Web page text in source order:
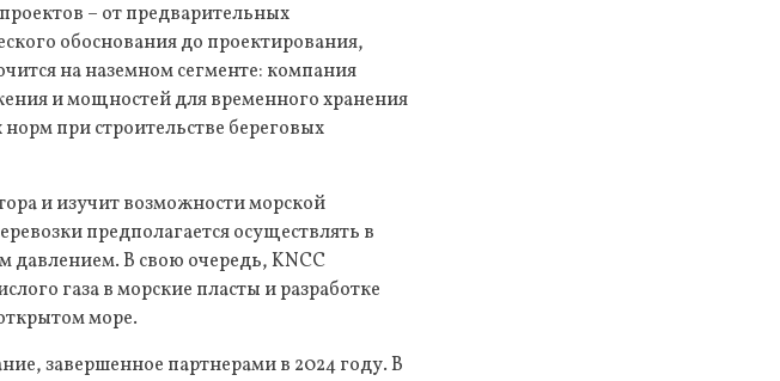
– от предварительных
обоснования до проектирования,
на наземном сегменте: компания
и мощностей для временного хранения
при строительстве береговых
и изучит возможности морской
предполагается осуществлять в
В свою очередь, KNCC
газа в морские пласты и разработке
море.
завершенное партнерами в 2024 году. В